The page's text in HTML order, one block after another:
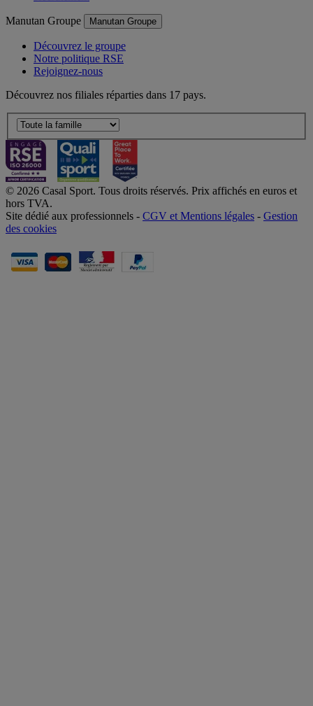
Manutan Groupe Manutan Groupe
Découvrez le groupe
Notre politique RSE
Rejoignez-nous
Découvrez nos filiales réparties dans 17 pays.
© 2026 Casal Sport. Tous droits réservés. Prix affichés en euros et
hors TVA.
Site dédié aux professionnels - CGV et Mentions légales - Gestion
des cookies